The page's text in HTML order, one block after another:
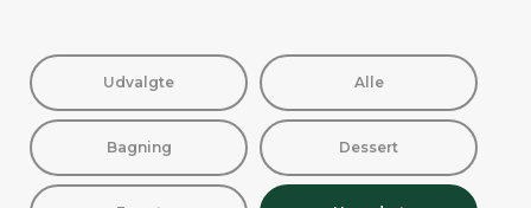
Udvalgte Alle
Bagning Dessert